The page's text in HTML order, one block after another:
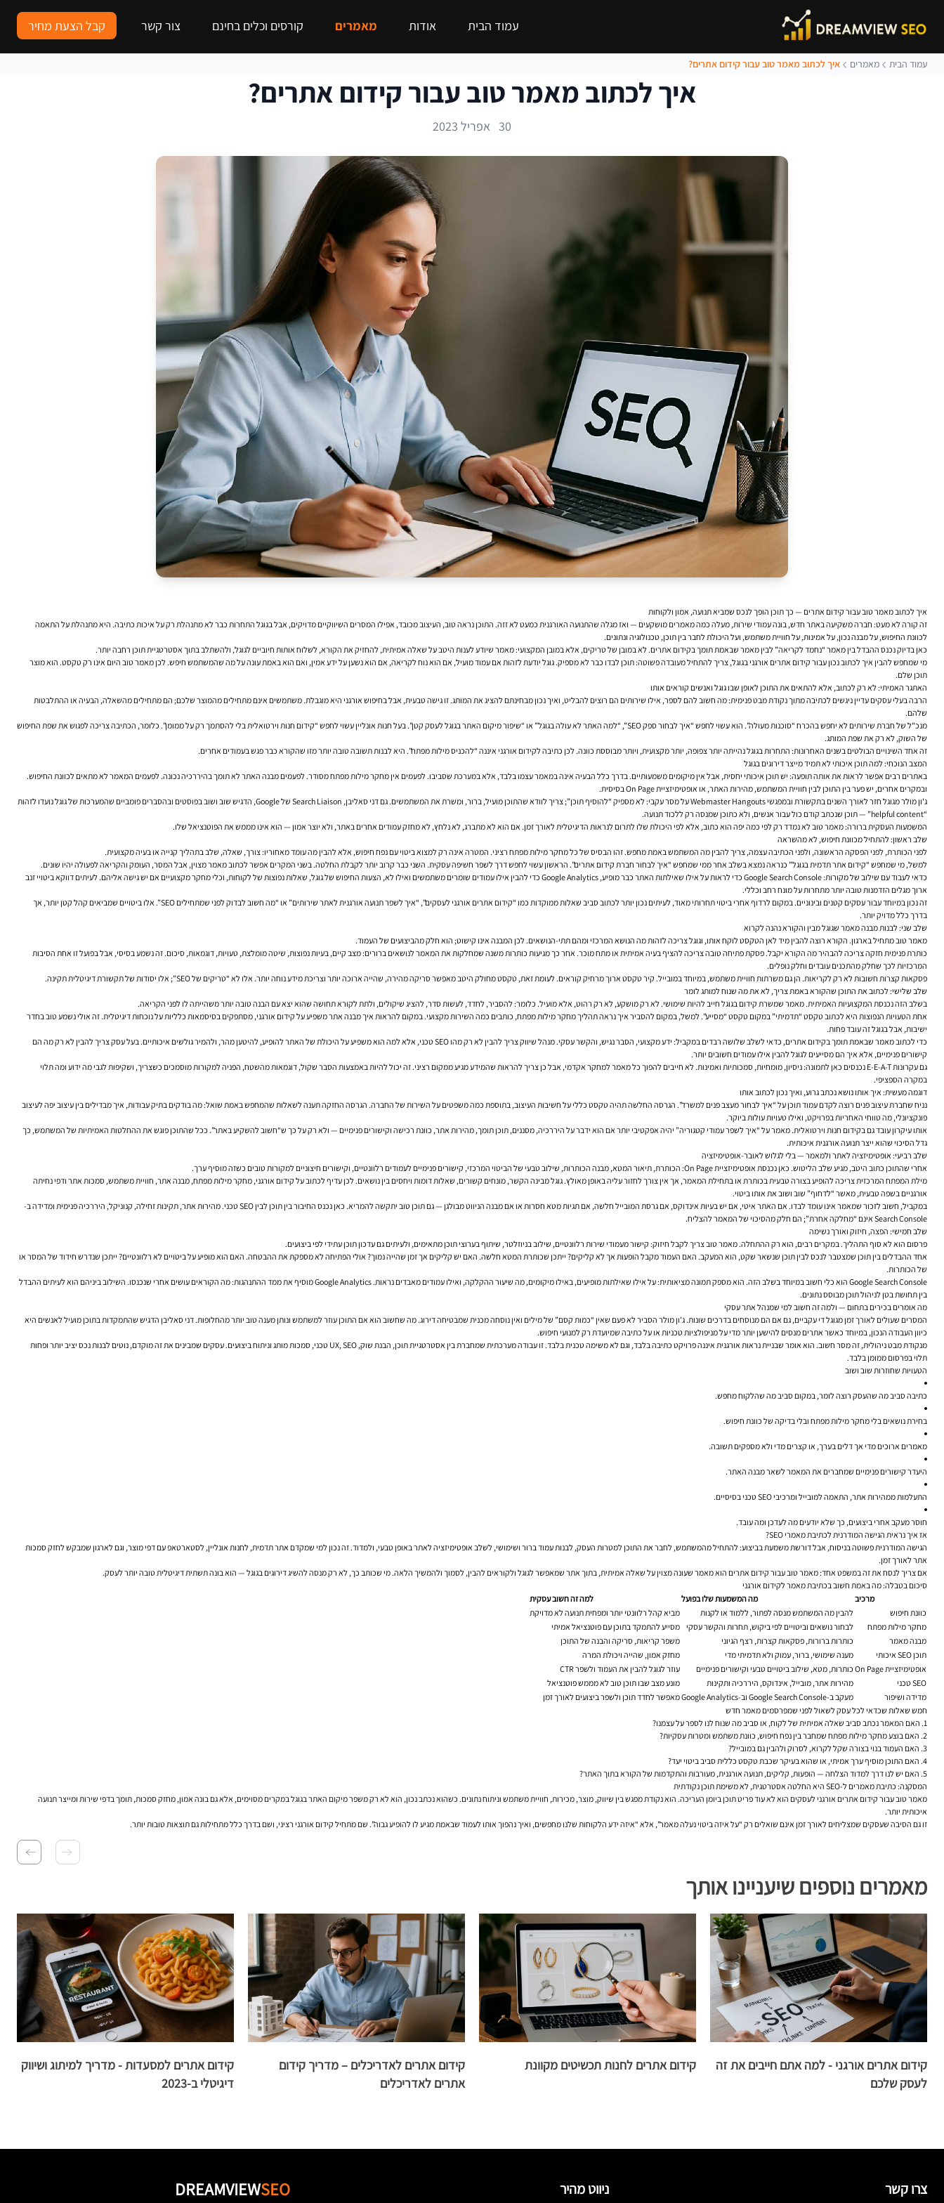
עמוד הבית אודות מאמרים קורסים וכלים בחינם צור קשר קבל הצעת מחיר
עמוד הבית מאמרים איך לכתוב מאמר טוב עבור קידום אתרים?
איך לכתוב מאמר טוב עבור קידום אתרים?
30 אפריל 2023
איך לכתוב מאמר טוב עבור קידום אתרים — כך תוכן הופך לנכס שמביא תנועה, אמון ולקוחות
זה קורה לא מעט: חברה משקיעה באתר חדש, בונה עמודי שירות, מעלה כמה מאמרים מושקעים — ואז מגלה שהתנועה האורגנית כמעט לא זזה. התוכן נראה טוב, העיצוב מכובד, אפילו המסרים השיווקיים מדויקים, אבל בגוגל התחרות כבר לא מתנהלת רק על איכות כתיבה. היא מתנהלת על התאמה
לכוונת החיפוש, על מבנה נכון, על אמינות, על חוויית משתמש, ועל היכולת לחבר בין תוכן, טכנולוגיה ונתונים.
כאן בדיוק נכנס ההבדל בין מאמר “נחמד לקריאה” לבין מאמר שבאמת תומך בקידום אתרים. לא במובן של טריקים, אלא במובן המקצועי: מאמר שיודע לענות היטב על שאלה אמיתית, להחזיק את הקורא, לשלוח אותות חיוביים לגוגל, ולהשתלב בתוך אסטרטגיית תוכן רחבה יותר.
מי שמחפש להבין איך לכתוב נכון עבור קידום אתרים אורגני בגוגל, צריך להתחיל מעובדה פשוטה: תוכן לבדו כבר לא מספיק. גוגל יודעת לזהות אם עמוד מועיל, אם הוא נוח לקריאה, אם הוא נשען על ידע אמין, ואם הוא באמת עונה על מה שהמשתמש חיפש. לכן מאמר טוב היום אינו רק טקסט. הוא מוצר
תוכן שלם.
האתגר האמיתי: לא רק לכתוב, אלא להתאים את התוכן לאופן שבו גוגל ואנשים קוראים אותו
הרבה בעלי עסקים עדיין ניגשים לכתיבה מתוך נקודת מבט פנימית: מה חשוב להם לספר, אילו שירותים הם רוצים להבליט, ואיך נכון מבחינתם להציג את המותג. זו גישה טבעית, אבל בחיפוש אורגני היא מוגבלת. משתמשים אינם מתחילים מהמוצר שלכם; הם מתחילים מהשאלה, הבעיה או ההתלבטות
שלהם.
מנכ"ל של חברת שירותים לא יחפש בהכרח “סוכנות מעולה”. הוא עשוי לחפש “איך לבחור ספק SEO”, “למה האתר לא עולה בגוגל” או “שיפור מיקום האתר בגוגל לעסק קטן”. בעל חנות אונליין עשוי לחפש “קידום חנות וירטואלית בלי להסתמך רק על ממומן”. כלומר, הכתיבה צריכה לפגוש את שפת החיפוש
של השוק, לא רק את שפת המותג.
זה אחד השינויים הבולטים בשנים האחרונות: התחרות בגוגל נהייתה יותר צפופה, יותר מקצועית, ויותר מבוססת כוונה. לכן כתיבה לקידום אורגני איננה “להכניס מילות מפתח”. היא לבנות תשובה טובה יותר מזו שהקורא כבר פגש בעמודים אחרים.
המצב הנוכחי: למה תוכן איכותי לא תמיד מייצר דירוגים בגוגל
באתרים רבים אפשר לראות את אותה תופעה: יש תוכן איכותי יחסית, אבל אין מיקומים משמעותיים. בדרך כלל הבעיה אינה במאמר עצמו בלבד, אלא במערכת שסביבו. לפעמים אין מחקר מילות מפתח מסודר. לפעמים מבנה האתר לא תומך בהיררכיה נכונה. לפעמים המאמר לא מתאים לכוונת החיפוש.
ובמקרים אחרים, יש פער בין התוכן לבין חוויית המשתמש, מהירות האתר, או אופטימיזציית On Page בסיסית.
ג'ון מולר מגוגל חזר לאורך השנים בתקשורת ובמפגשי Webmaster Hangouts על מסר עקבי: לא מספיק “להוסיף תוכן”; צריך לוודא שהתוכן מועיל, ברור, ומשרת את המשתמשים. גם דני סאליבן, Search Liaison של Google, הדגיש שוב ושוב בפוסטים ובהסברים פומביים שהמערכות של גוגל נועדו לזהות
“helpful content” — תוכן שנכתב קודם כול עבור אנשים, ולא כתוכן שמנסה רק ללכוד תנועה.
המשמעות העסקית ברורה: מאמר טוב לא נמדד רק לפי כמה יפה הוא כתוב, אלא לפי היכולת שלו לתרום לנראות הדיגיטלית לאורך זמן. אם הוא לא מתברג, לא נלחץ, לא מחזק עמודים אחרים באתר, ולא יוצר אמון — הוא אינו מממש את הפוטנציאל שלו.
שלב ראשון: להתחיל מכוונת חיפוש, לא מהשראה
לפני הכותרת, לפני הפסקה הראשונה, ולפני הכתיבה עצמה, צריך להבין מה המשתמש באמת מחפש. זהו הבסיס של כל מחקר מילות מפתח רציני. המטרה אינה רק למצוא ביטוי עם נפח חיפוש, אלא להבין מה עומד מאחוריו: צורך, שאלה, שלב בתהליך קנייה או בעיה מקצועית.
למשל, מי שמחפש “קידום אתר תדמית בגוגל” כנראה נמצא בשלב אחר ממי שמחפש “איך לבחור חברת קידום אתרים”. הראשון עשוי לחפש דרך לשפר חשיפה עסקית. השני כבר קרוב יותר לקבלת החלטה. בשני המקרים אפשר לכתוב מאמר מצוין, אבל המסר, העומק והקריאה לפעולה יהיו שונים.
כדאי לעבוד עם שילוב של מקורות: Google Search Console כדי לראות על אילו שאילתות האתר כבר מופיע, Google Analytics כדי להבין אילו עמודים שומרים משתמשים ואילו לא, הצעות החיפוש של גוגל, שאלות נפוצות של לקוחות, וכלי מחקר מקצועיים אם יש גישה אליהם. לעיתים דווקא ביטויי זנב
ארוך מגלים הזדמנות טובה יותר מתחרות על מונח רחב וכללי.
זה נכון במיוחד עבור עסקים קטנים ובינוניים. במקום לרדוף אחרי ביטוי תחרותי מאוד, לעיתים נכון יותר לכתוב סביב שאלות ממוקדות כמו “קידום אתרים אורגני לעסקים”, “איך לשפר תנועה אורגנית לאתר שירותים” או “מה חשוב לבדוק לפני שמתחילים SEO”. אלו ביטויים שמביאים קהל קטן יותר, אך
בדרך כלל מדויק יותר.
שלב שני: לבנות מבנה מאמר שגוגל מבין והקורא נהנה לקרוא
מאמר טוב מתחיל בארגון. הקורא רוצה להבין מיד לאן הטקסט לוקח אותו, וגוגל צריכה לזהות מה הנושא המרכזי ומהם תתי-הנושאים. לכן המבנה אינו קישוט; הוא חלק מהביצועים של העמוד.
כותרת פנימית חזקה צריכה להבהיר מה הקורא יקבל. פסקת פתיחה טובה צריכה להציף בעיה אמיתית או מתח מוכר. אחר כך מגיעות כותרות משנה שמחלקות את המאמר לנושאים ברורים: מצב קיים, בעיות נפוצות, שיטה מומלצת, טעויות, דוגמאות, סיכום. זה נשמע בסיסי, אבל בפועל זו אחת הסיבות
המרכזיות לכך שחלק מהתכנים עובדים וחלק נופלים.
פסקאות קצרות חשובות לא רק לקריאות. הן גם משרתות חוויית משתמש, במיוחד במובייל. קיר טקסט ארוך מרחיק קוראים. לעומת זאת, טקסט מחולק היטב מאפשר סריקה מהירה, שהייה ארוכה יותר וצריכת מידע נוחה יותר. אלו לא “טריקים של SEO”; אלו יסודות של תקשורת דיגיטלית תקינה.
שלב שלישי: לכתוב את התוכן שהקורא באמת צריך, לא את מה שנוח למותג לומר
בשלב הזה נכנסת המקצועיות האמיתית. מאמר שמשרת קידום בגוגל חייב להיות שימושי. לא רק מושקע, לא רק רהוט, אלא מועיל. כלומר: להסביר, לחדד, לעשות סדר, להציג שיקולים, ולתת לקורא תחושה שהוא יצא עם הבנה טובה יותר משהייתה לו לפני הקריאה.
אחת הטעויות הנפוצות היא לכתוב טקסט “תדמיתי” במקום טקסט “מסייע”. למשל, במקום להסביר איך נראה תהליך מחקר מילות מפתח, כותבים כמה השירות מקצועי. במקום להראות איך מבנה אתר משפיע על קידום אורגני, מסתפקים בסיסמאות כלליות על נוכחות דיגיטלית. זה אולי נשמע טוב בחדר
ישיבות, אבל בגוגל זה עובד פחות.
כדי לכתוב מאמר שבאמת תומך בקידום אתרים, כדאי לשלב שלושה רבדים במקביל: ידע מקצועי, הסבר נגיש, והקשר עסקי. מנהל שיווק צריך להבין לא רק מהו SEO טכני, אלא למה הוא משפיע על היכולת של האתר להופיע, להיטען מהר, ולהמיר גולשים איכותיים. בעל עסק צריך להבין לא רק מה הם
קישורים פנימיים, אלא איך הם מסייעים לגוגל להבין אילו עמודים חשובים יותר.
גם עקרונות E-E-A-T נכנסים כאן לתמונה: ניסיון, מומחיות, סמכותיות ואמינות. לא חייבים להפוך כל מאמר למחקר אקדמי, אבל כן צריך להראות שהמידע מגיע ממקום רציני. זה יכול להיות באמצעות הסבר שקול, דוגמאות מהשטח, הפניה למקורות מוסמכים כשצריך, ושקיפות לגבי מה ידוע ומה תלוי
במקרה הספציפי.
דוגמה מעשית: איך אותו נושא נכתב גרוע, ואיך נכון לכתוב אותו
נניח שחברת עיצוב פנים רוצה לקדם עמוד תוכן על “איך לבחור מעצב פנים למשרד”. הגרסה החלשה תהיה טקסט כללי על חשיבות העיצוב, בתוספת כמה משפטים על השירות של החברה. הגרסה החזקה תענה לשאלות שהמחפש באמת שואל: מה בודקים בתיק עבודות, איך מבדילים בין עיצוב יפה לעיצוב
פונקציונלי, מה טווחי האחריות בפרויקט, ואילו טעויות עולות ביוקר.
אותו עיקרון עובד גם בקידום חנות וירטואלית. מאמר על “איך לשפר עמודי קטגוריה” יהיה אפקטיבי יותר אם הוא ידבר על היררכיה, מסננים, תוכן תומך, מהירות אתר, כוונת רכישה וקישורים פנימיים — ולא רק על כך ש“חשוב להשקיע באתר”. ככל שהתוכן פוגש את ההחלטות האמיתיות של המשתמש, כך
גדל הסיכוי שהוא ייצר תנועה אורגנית איכותית.
שלב רביעי: אופטימיזציה לאתר ולמאמר — בלי לגלוש לאובר-אופטימיזציה
אחרי שהתוכן כתוב היטב, מגיע שלב הליטוש. כאן נכנסת אופטימיזציית On Page: הכותרת, תיאור המטא, מבנה הכותרות, שילוב טבעי של הביטוי המרכזי, קישורים פנימיים לעמודים רלוונטיים, וקישורים חיצוניים למקורות טובים כשזה מוסיף ערך.
מילת המפתח המרכזית צריכה להופיע בצורה טבעית בכותרת או בתחילת המאמר, אך אין צורך לחזור עליה באופן מאולץ. גוגל מבינה הקשר, מונחים קשורים, שאלות דומות ויחסים בין נושאים. לכן עדיף לכתוב על קידום אורגני, מחקר מילות מפתח, מבנה אתר, חוויית משתמש, סמכות אתר ודפי נחיתה
אורגניים בשפה טבעית, מאשר “לדחוף” שוב ושוב את אותו ביטוי.
במקביל, חשוב לזכור שמאמר אינו עומד לבדו. אם האתר איטי, אם יש בעיות אינדוקס, אם גרסת המובייל חלשה, אם תגיות מטא חסרות או אם מבנה הניווט מבולגן — גם תוכן טוב יתקשה להמריא. כאן נכנס החיבור בין תוכן לבין SEO טכני. מהירות אתר, תקינות זחילה, קנוניקל, היררכיה פנימית ומדידה ב-
Search Console אינם “מחלקה אחרת”; הם חלק מהסיכוי של המאמר להצליח.
שלב חמישי: הפצה, חיזוק ואורך נשימה
פרסום הוא לא סוף התהליך. במקרים רבים, הוא רק ההתחלה. מאמר טוב צריך לקבל חיזוק: קישור מעמודי שירות רלוונטיים, שילוב בניוזלטר, שיתוף בערוצי תוכן מתאימים, ולעיתים גם עדכון תוכן עתידי לפי ביצועים.
אחד ההבדלים בין תוכן שמצטבר לנכס לבין תוכן שנשאר שקט, הוא המעקב. האם העמוד מקבל הופעות אך לא קליקים? ייתכן שכותרת המטא חלשה. האם יש קליקים אך זמן שהייה נמוך? אולי הפתיחה לא מספקת את ההבטחה. האם הוא מופיע על ביטויים לא רלוונטיים? ייתכן שנדרש חידוד של המסר או
של הכותרות.
Google Search Console הוא כלי חשוב במיוחד בשלב הזה. הוא מספק תמונה מציאותית: על אילו שאילתות מופיעים, באילו מיקומים, מה שיעור ההקלקה, ואילו עמודים מאבדים נראות. Google Analytics מוסיף את ממד ההתנהגות: מה הקוראים עושים אחרי שנכנסו. השילוב ביניהם הוא לעיתים ההבדל
בין תחושת בטן לניהול תוכן מבוסס נתונים.
מה אומרים בכירים בתחום — ולמה זה חשוב למי שמנהל אתר עסקי
המסרים שעולים לאורך זמן מגוגל די עקביים, גם אם הם מנוסחים בדרכים שונות. ג'ון מולר הסביר לא פעם שאין “כמות קסם” של מילים ואין נוסחה מכנית שמבטיחה דירוג. מה שחשוב הוא אם התוכן עוזר למשתמש ונותן מענה טוב יותר מהחלופות. דני סאליבן הדגיש שהתמקדות בתוכן מועיל לאנשים היא
כיוון העבודה הנכון, במיוחד כאשר אתרים מנסים להישען יותר מדי על מניפולציות טכניות או על כתיבה שמיועדת רק למנועי חיפוש.
מנקודת מבט ניהולית, זה מסר חשוב. הוא אומר שבניית נראות אורגנית איננה פרויקט כתיבה בלבד, וגם לא משימה טכנית בלבד. זו עבודה מערכתית שמחברת בין אסטרטגיית תוכן, הבנת שוק, UX, SEO טכני, סמכות מותג וניתוח ביצועים. עסקים שמבינים את זה מוקדם, נוטים לבנות נכס יציב יותר ופחות
תלוי בפרסום ממומן בלבד.
הטעויות שחוזרות שוב ושוב
כתיבה סביב מה שהעסק רוצה לומר, במקום סביב מה שהלקוח מחפש.
בחירת נושאים בלי מחקר מילות מפתח ובלי בדיקה של כוונת חיפוש.
מאמרים ארוכים מדי אך דלים בערך, או קצרים מדי ולא מספקים תשובה.
היעדר קישורים פנימיים שמחברים את המאמר לשאר מבנה האתר.
התעלמות ממהירות אתר, התאמה למובייל ומרכיבי SEO טכני בסיסיים.
חוסר מעקב אחרי ביצועים, כך שלא יודעים מה לעדכן ומה עובד.
אז איך נראית הגישה המודרנית לכתיבת מאמרי SEO?
הגישה המודרנית פשוטה בניסוח, אבל דורשת משמעת בביצוע: להתחיל מהמשתמש, לחבר את התוכן למטרות העסק, לבנות עמוד ברור ושימושי, לשלב אופטימיזציה לאתר באופן טבעי, ולמדוד. זה נכון למי שמקדם אתר תדמית, לחנות אונליין, לסטארטאפ עם דפי מוצר, וגם לארגון שמבקש לחזק סמכות
אתר לאורך זמן.
אם צריך לנסח את זה במשפט אחד: מאמר טוב עבור קידום אתרים הוא מאמר שעונה מצוין על שאלה אמיתית, בתוך אתר שמאפשר לגוגל ולקוראים להבין, לסמוך ולהמשיך הלאה. מי שכותב כך, לא רק מנסה להשיג דירוגים בגוגל — הוא בונה תשתית דיגיטלית טובה יותר לעסק.
סיכום בטבלה: מה באמת חשוב בכתיבת מאמר לקידום אורגני
מרכיב
מה המשמעות שלו בפועל
למה זה חשוב עסקית
כוונת חיפוש
להבין מה המשתמש מנסה לפתור, ללמוד או לקנות
מביא קהל רלוונטי יותר ומפחית תנועה לא מדויקת
מחקר מילות מפתח
לבחור נושאים וביטויים לפי ביקוש, תחרות והקשר עסקי מסייע להתמקד בתוכן עם פוטנציאל אמיתי
מבנה מאמר
כותרות ברורות, פסקאות קצרות, רצף הגיוני
משפר קריאות, סריקה והבנה של התוכן
תוכן SEO איכותי
מענה שימושי, ברור, עמוק ולא תדמיתי מדי
מחזק אמון, שהייה ויכולת המרה
אופטימיזציית On Page
כותרות, מטא, שילוב ביטויים טבעי וקישורים פנימיים
עוזר לגוגל להבין את העמוד ולשפר CTR
SEO טכני
מהירות אתר, מובייל, אינדוקס, היררכיה ותקינות
מונע מצב שבו תוכן טוב לא מממש פוטנציאל
מדידה ושיפור
מעקב ב-Google Search Console וב-Google Analytics
מאפשר לחדד תוכן ולשפר ביצועים לאורך זמן
חמש שאלות שכדאי לכל עסק לשאול לפני שמפרסמים מאמר חדש
1. האם המאמר נכתב סביב שאלה אמיתית של לקוח, או סביב מה שנוח לנו לספר על עצמנו?
2. האם בוצע מחקר מילות מפתח שמחבר בין נפח חיפוש, כוונת משתמש ומטרות עסקיות?
3. האם העמוד בנוי בצורה שקל לקרוא, לסרוק ולהבין גם במובייל?
4. האם התוכן מוסיף ערך אמיתי, או שהוא בעיקר שכבת טקסט כללית סביב ביטוי יעד?
5. האם יש לנו דרך למדוד הצלחה — הופעות, קליקים, תנועה אורגנית, מעורבות והתקדמות של הקורא בתוך האתר?
המסקנה: כתיבת מאמרים ל-SEO היא החלטה אסטרטגית, לא משימת תוכן נקודתית
מאמר טוב עבור קידום אתרים אורגני לעסקים הוא לא עוד פריט תוכן ביומן העריכה. הוא נקודת מפגש בין שיווק, מוצר, מכירות, חוויית משתמש וניתוח נתונים. כשהוא נכתב נכון, הוא לא רק משפר מיקום האתר בגוגל במקרים מסוימים, אלא גם בונה אמון, מחזק סמכות, תומך בדפי שירות ומייצר תנועה
איכותית יותר.
זו גם הסיבה שעסקים שמצליחים לאורך זמן אינם שואלים רק “על איזה ביטוי נעלה מאמר”, אלא “איזה ידע הלקוחות שלנו מחפשים, ואיך נהפוך אותו לעמוד שבאמת מגיע לו להופיע גבוה”. שם מתחיל קידום אורגני רציני, ושם בדרך כלל מתחילות גם תוצאות טובות יותר.
מאמרים נוספים שיעניינו אותך
קידום אתרים אורגני - למה אתם חייבים את זה
לעסק שלכם
קידום אתרים לחנות תכשיטים מקוונת
קידום אתרים לאדריכלים – מדריך קידום
אתרים לאדריכלים
קידום אתרים למסעדות - מדריך למיתוג ושיווק
דיגיטלי ב-2023
צרו קשר ניווט מהיר DREAMVIEWSEO